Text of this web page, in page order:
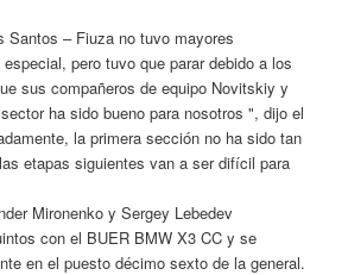
Santos – Fiuza no tuvo mayores
pero tuvo que parar debido a los
sus compañeros de equipo Novitskiy y
ha sido bueno para nosotros ", dijo el
la primera sección no ha sido tan
etapas siguientes van a ser difícil para
Mironenko y Sergey Lebedev
con el BUER BMW X3 CC y se
en el puesto décimo sexto de la general.